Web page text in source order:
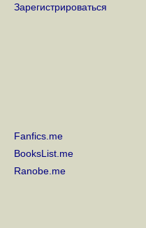
Зарегистрироваться
Fanfics.me
BooksList.me
Ranobe.me